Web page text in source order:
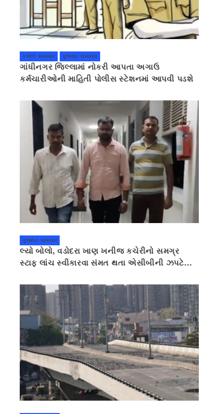
કલોલ સમાચાર ગુજરાત સમાચાર
ગાંધીનગર જિલ્લામાં નોકરી આપતા અગાઉ
કર્મચારીઓની માહિતી પોલીસ સ્ટેશનમાં આપવી પડશે
ગુજરાત સમાચાર
લ્યો બોલો, વડોદરા ખાણ ખનીજ કચેરીનો સમગ્ર
સ્ટાફ લાંચ સ્વીકારવા સંમત થતા એસીબીની ઝપટે